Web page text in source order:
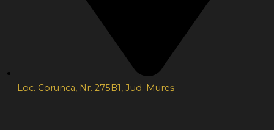
Loc. Corunca, Nr. 275B1, Jud. Mureș